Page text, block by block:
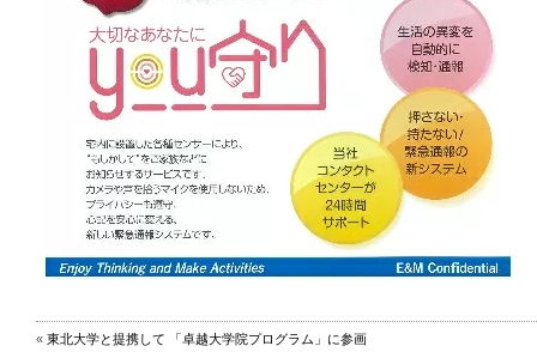
« 東北大学と提携して 「卓越大学院プログラム」に参画